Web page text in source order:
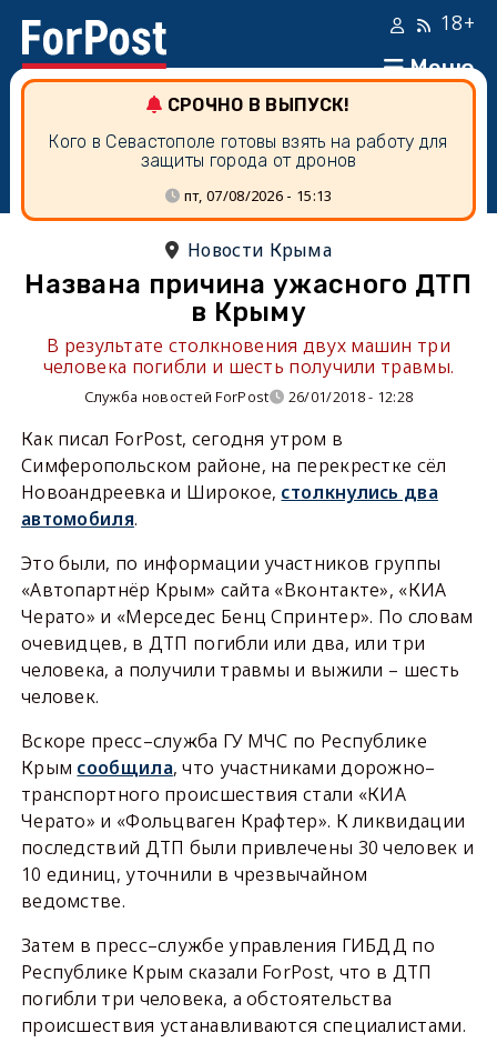
Меню
18+
СРОЧНО В ВЫПУСК!
Кого в Севастополе готовы взять на работу для
защиты города от дронов
пт, 07/08/2026 - 15:13
Новости Крыма
Названа причина ужасного ДТП
в Крыму
В результате столкновения двух машин три
человека погибли и шесть получили травмы.
Служба новостей ForPost 26/01/2018 - 12:28
Как писал ForPost, сегодня утром в
Симферопольском районе, на перекрестке сёл
Новоандреевка и Широкое, столкнулись два
автомобиля.
Это были, по информации участников группы
«Автопартнёр Крым» сайта «Вконтакте», «КИА
Черато» и «Мерседес Бенц Спринтер». По словам
очевидцев, в ДТП погибли или два, или три
человека, а получили травмы и выжили – шесть
человек.
Вскоре пресс–служба ГУ МЧС по Республике
Крым сообщила, что участниками дорожно–
транспортного происшествия стали «КИА
Черато» и «Фольцваген Крафтер». К ликвидации
последствий ДТП были привлечены 30 человек и
10 единиц, уточнили в чрезвычайном
ведомстве.
Затем в пресс–службе управления ГИБДД по
Республике Крым сказали ForPost, что в ДТП
погибли три человека, а обстоятельства
происшествия устанавливаются специалистами.